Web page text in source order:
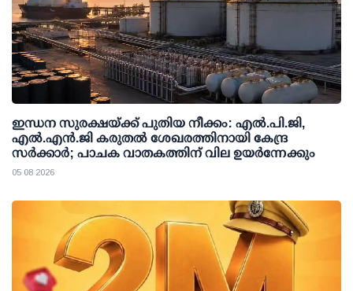
ഇന്ധന സുരക്ഷയ്ക്ക് പുതിയ നീക്കം: എല്‍.പി.ജി,
എല്‍.എന്‍.ജി കരുതല്‍ ശേഖരത്തിനായി കേന്ദ്ര
സര്‍ക്കാര്‍; പാചക വാതകത്തിന് വില ഉയര്‍ന്നേക്കും
05 08 2026